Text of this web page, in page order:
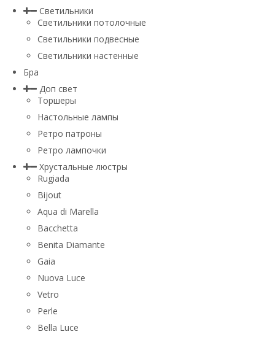
Светильники
Светильники потолочные
Светильники подвесные
Светильники настенные
Бра
Доп свет
Торшеры
Настольные лампы
Ретро патроны
Ретро лампочки
Хрустальные люстры
Rugiada
Bijout
Aqua di Marella
Bacchetta
Benita Diamante
Gaia
Nuova Luce
Vetro
Perle
Bella Luce